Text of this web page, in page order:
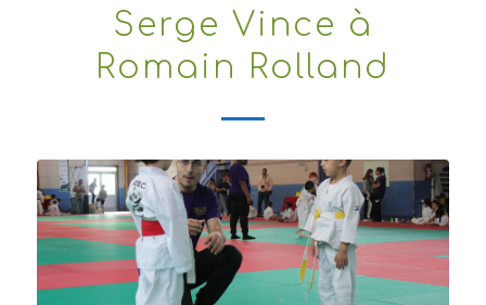
Serge Vince à
Romain Rolland